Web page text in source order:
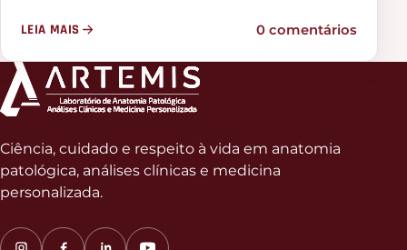
LEIA MAIS 0 comentários
Ciência, cuidado e respeito à vida em anatomia
patológica, análises clínicas e medicina
personalizada.